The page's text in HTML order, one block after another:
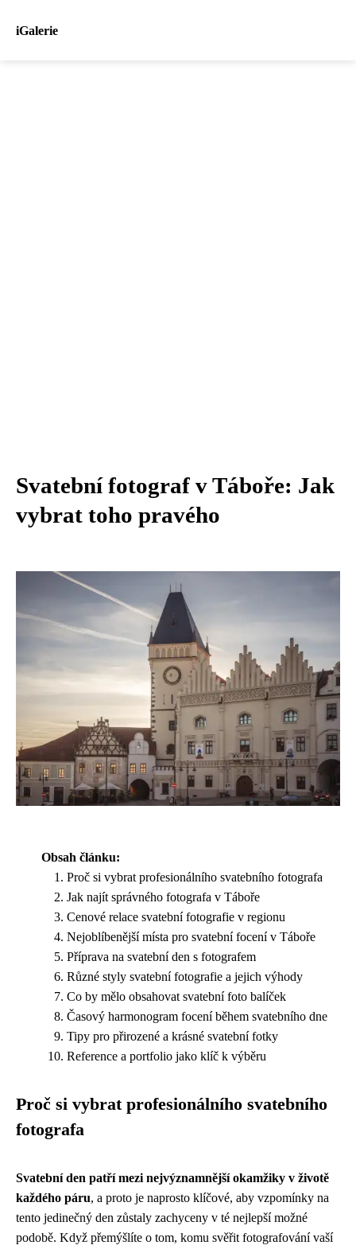
iGalerie
Svatební fotograf v Táboře: Jak
vybrat toho pravého
Obsah článku:
Proč si vybrat profesionálního svatebního fotografa
Jak najít správného fotografa v Táboře
Cenové relace svatební fotografie v regionu
Nejoblíbenější místa pro svatební focení v Táboře
Příprava na svatební den s fotografem
Různé styly svatební fotografie a jejich výhody
Co by mělo obsahovat svatební foto balíček
Časový harmonogram focení během svatebního dne
Tipy pro přirozené a krásné svatební fotky
Reference a portfolio jako klíč k výběru
Proč si vybrat profesionálního svatebního
fotografa
Svatební den patří mezi nejvýznamnější okamžiky v životě
každého páru, a proto je naprosto klíčové, aby vzpomínky na
tento jedinečný den zůstaly zachyceny v té nejlepší možné
podobě. Když přemýšlíte o tom, komu svěřit fotografování vaší